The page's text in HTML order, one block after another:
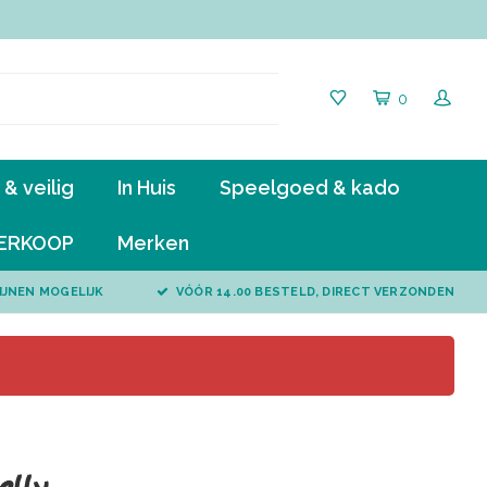
0
veilig In Huis Speelgoed & kado
Merken
MOGELIJK VÓÓR 14.00 BESTELD, DIRECT VERZONDEN